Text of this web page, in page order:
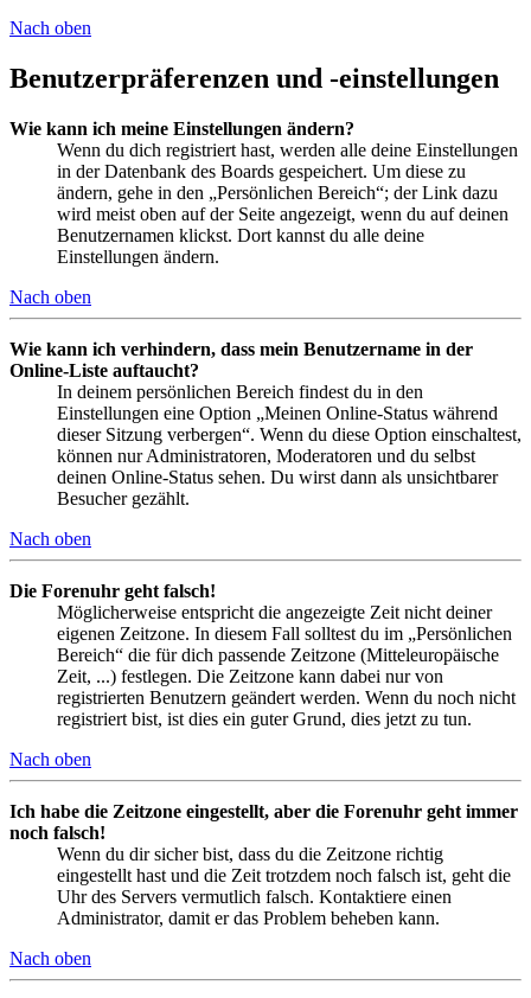
Nach oben
Benutzerpräferenzen und -einstellungen
Wie kann ich meine Einstellungen ändern?
Wenn du dich registriert hast, werden alle deine Einstellungen
in der Datenbank des Boards gespeichert. Um diese zu
ändern, gehe in den „Persönlichen Bereich“; der Link dazu
wird meist oben auf der Seite angezeigt, wenn du auf deinen
Benutzernamen klickst. Dort kannst du alle deine
Einstellungen ändern.
Nach oben
Wie kann ich verhindern, dass mein Benutzername in der
Online-Liste auftaucht?
In deinem persönlichen Bereich findest du in den
Einstellungen eine Option „Meinen Online-Status während
dieser Sitzung verbergen“. Wenn du diese Option einschaltest,
können nur Administratoren, Moderatoren und du selbst
deinen Online-Status sehen. Du wirst dann als unsichtbarer
Besucher gezählt.
Nach oben
Die Forenuhr geht falsch!
Möglicherweise entspricht die angezeigte Zeit nicht deiner
eigenen Zeitzone. In diesem Fall solltest du im „Persönlichen
Bereich“ die für dich passende Zeitzone (Mitteleuropäische
Zeit, ...) festlegen. Die Zeitzone kann dabei nur von
registrierten Benutzern geändert werden. Wenn du noch nicht
registriert bist, ist dies ein guter Grund, dies jetzt zu tun.
Nach oben
Ich habe die Zeitzone eingestellt, aber die Forenuhr geht immer
noch falsch!
Wenn du dir sicher bist, dass du die Zeitzone richtig
eingestellt hast und die Zeit trotzdem noch falsch ist, geht die
Uhr des Servers vermutlich falsch. Kontaktiere einen
Administrator, damit er das Problem beheben kann.
Nach oben